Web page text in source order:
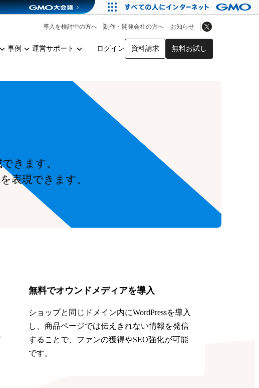
事例 運営サポート ログイン 資料請求 無料お試し
導入を検討中の方へ 制作・開発会社の方へ お知らせ
アプリストア
ョン
ントCarty
きます。
表現できます。
無料でオウンドメディアを導入
ショップと同じドメイン内にWordPressを導入
し、商品ページでは伝えきれない情報を発信
することで、ファンの獲得やSEO強化が可能
です。